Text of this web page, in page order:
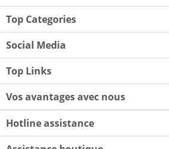
Top Categories
Social Media
Top Links
Vos avantages avec nous
Hotline assistance